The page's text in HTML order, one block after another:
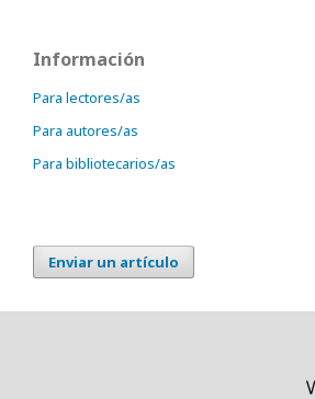
Información
Para lectores/as
Para autores/as
Para bibliotecarios/as
Enviar un artículo